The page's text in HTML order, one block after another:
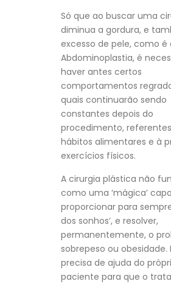
Só que ao buscar uma
diminua a gordura, e
excesso de pele, como é
Abdominoplastia, é
haver antes certos
comportamentos
quais continuarão sendo
constantes depois do
procedimento,
hábitos alimentares e à
exercícios físicos.
A cirurgia plástica não
como uma ‘mágica’
proporcionar para
dos sonhos’, e resolver,
permanentemente, o
sobrepeso ou obesidade.
precisa de ajuda do
paciente para que o